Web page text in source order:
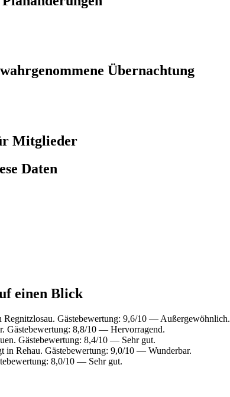
Übernachtung
Mitglieder
Daten
einen Blick
Gästebewertung: 9,6/10 — Außergewöhnlich.
Gästebewertung: 8,8/10 — Hervorragend.
Gästebewertung: 8,4/10 — Sehr gut.
Rehau. Gästebewertung: 9,0/10 — Wunderbar.
8,0/10 — Sehr gut.